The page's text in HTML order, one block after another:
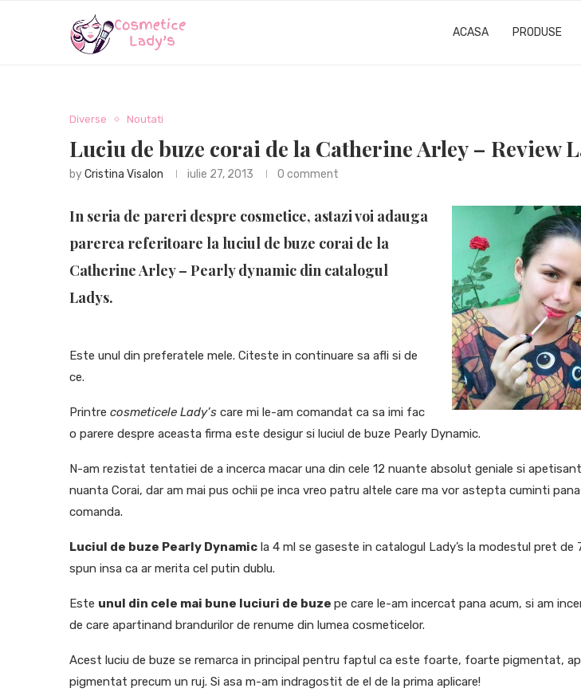
ACASA PRODUSE
Diverse Noutati
Luciu de buze corai de la Catherine Arley – Review
byCristina Visalon iulie 27, 2013 0 comment
In seria de pareri despre cosmetice, astazi voi adauga
parerea referitoare la luciul de buze corai de la
Catherine Arley – Pearly dynamic din catalogul
Ladys.
Este unul din preferatele mele. Citeste in continuare sa afli si de
ce.
Printre cosmeticele Lady’s care mi le-am comandat ca sa imi fac
o parere despre aceasta firma este desigur si luciul de buze Pearly Dynamic.
N-am rezistat tentatiei de a incerca macar una din cele 12 nuante absolut geniale si
nuanta Corai, dar am mai pus ochii pe inca vreo patru altele care ma vor astepta cuminti
comanda.
Luciul de buze Pearly Dynamic la 4 ml se gaseste in catalogul Lady’s la modestul pret de
spun insa ca ar merita cel putin dublu.
Este unul din cele mai bune luciuri de buze pe care le-am incercat pana acum, si am
de care apartinand brandurilor de renume din lumea cosmeticelor.
Acest luciu de buze se remarca in principal pentru faptul ca este foarte, foarte pigmentat,
pigmentat precum un ruj. Si asa m-am indragostit de el de la prima aplicare!